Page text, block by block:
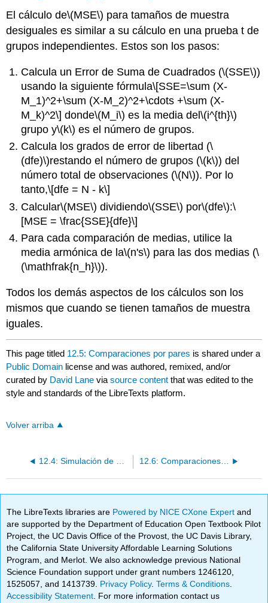
El cálculo de\(MSE\) para tamaños de muestra
desiguales es similar a su cálculo en una prueba t de
grupos independientes. Estos son los pasos:
Calcula un Error de Suma de Cuadrados (\(SSE\))
usando la siguiente fórmula\[SSE=\sum (X-
M_1)^2+\sum (X-M_2)^2+\cdots +\sum (X-
M_k)^2\] donde\(M_i\) es la media del\(i^{th}\)
grupo y\(k\) es el número de grupos.
Calcula los grados de error de libertad (\
(dfe)\)restando el número de grupos (\(k\)) del
número total de observaciones (\(N\)). Por lo
tanto,\[dfe = N - k\]
Calcular\(MSE\) dividiendo\(SSE\) por\(dfe\):\
[MSE = \frac{SSE}{dfe}\]
Para cada comparación de medias, utilice la
media armónica de la\(n's\) para las dos medias (\
(\mathfrak{n_h}\)).
Todos los demás aspectos de los cálculos son los
mismos que cuando se tienen tamaños de muestra
iguales.
This page titled 12.5: Comparaciones por pares is shared under a
Public Domain license and was authored, remixed, and/or
curated by David Lane viasource content that was edited to the
style and standards of the LibreTexts platform.
Volver arriba
12.4: Simulación de Robustez 12.6: Comparaciones específicas
The LibreTexts libraries are Powered by NICE CXone Expertand
are supported by the Department of Education Open Textbook Pilot
Project, the UC Davis Office of the Provost, the UC Davis Library,
the California State University Affordable Learning Solutions
Program, and Merlot. We also acknowledge previous National
Science Foundation support under grant numbers 1246120,
1525057, and 1413739. Privacy Policy.Terms & Conditions
Accessibility Statement . For more information contact us